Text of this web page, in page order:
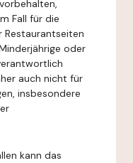
Fall für die
Restaurantseiten
oder
auch nicht für
insbesondere
kann das